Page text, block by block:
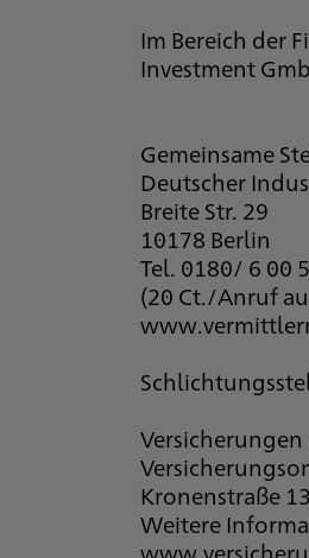
Im Bereich der
Investment
Gemeinsame
Deutscher
Breite Str. 29
10178 Berlin
Tel. 0180/ 6 00
(20 Ct./Anruf
Kronenstraße
Weitere